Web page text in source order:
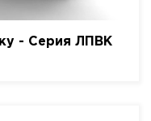
- Серия ЛПВК